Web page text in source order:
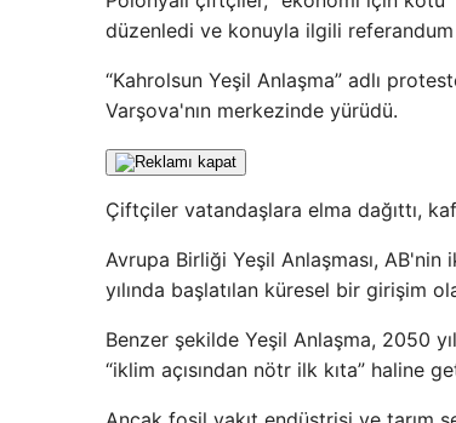
düzenledi ve konuyla ilgili referandum
“Kahrolsun Yeşil Anlaşma” adlı
Varşova'nın merkezinde yürüdü.
Çiftçiler vatandaşlara elma dağıttı,
Avrupa Birliği Yeşil Anlaşması,
yılında başlatılan küresel bir girişim
Benzer şekilde Yeşil Anlaşma, 2050
“iklim açısından nötr ilk kıta” haline